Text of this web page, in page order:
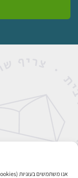
אבן